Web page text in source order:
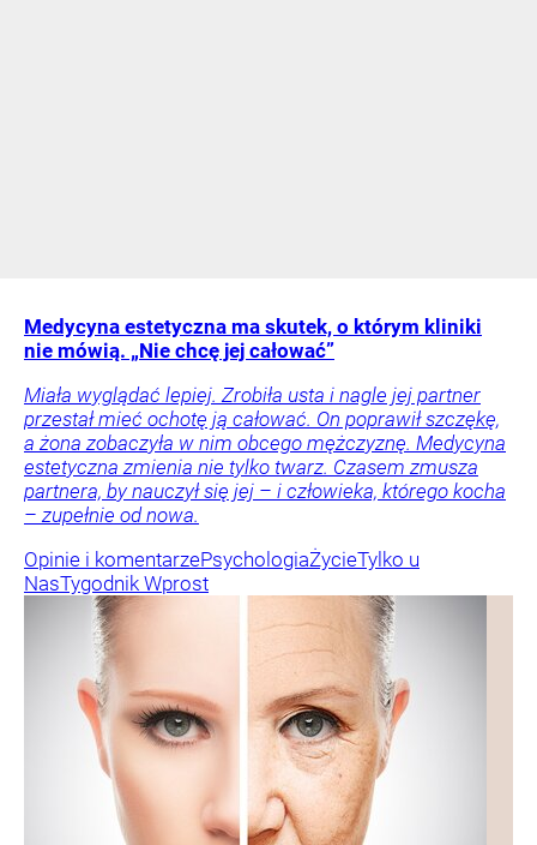
Medycyna estetyczna ma skutek, o którym kliniki
nie mówią. „Nie chcę jej całować”
Miała wyglądać lepiej. Zrobiła usta i nagle jej partner
przestał mieć ochotę ją całować. On poprawił szczękę,
a żona zobaczyła w nim obcego mężczyznę. Medycyna
estetyczna zmienia nie tylko twarz. Czasem zmusza
partnera, by nauczył się jej – i człowieka, którego kocha
– zupełnie od nowa.
Opinie i komentarzePsychologiaŻycieTylko u
NasTygodnik Wprost